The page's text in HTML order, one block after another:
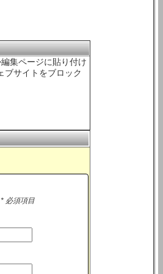
集ページに貼り付け
ブサイトをブロック
* 必須項目